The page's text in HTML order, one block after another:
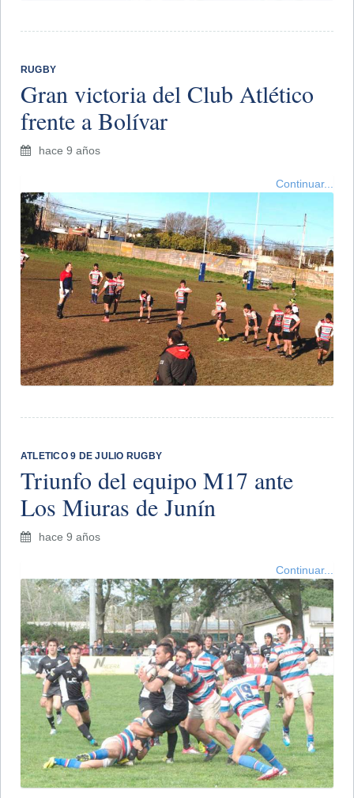
RUGBY
Gran victoria del Club Atlético
frente a Bolívar
hace 9 años
Continuar...
ATLETICO 9 DE JULIO RUGBY
Triunfo del equipo M17 ante
Los Miuras de Junín
hace 9 años
Continuar...